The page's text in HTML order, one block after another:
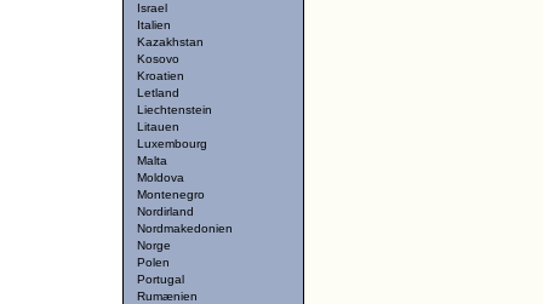
Israel
Italien
Kazakhstan
Kosovo
Kroatien
Letland
Liechtenstein
Litauen
Luxembourg
Malta
Moldova
Montenegro
Nordirland
Nordmakedonien
Norge
Polen
Portugal
Rumænien